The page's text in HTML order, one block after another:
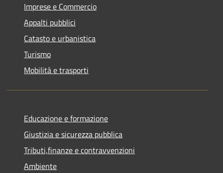
Imprese e Commercio
Appalti pubblici
Catasto e urbanistica
Turismo
Mobilità e trasporti
Educazione e formazione
Giustizia e sicurezza pubblica
Tributi,finanze e contravvenzioni
Ambiente